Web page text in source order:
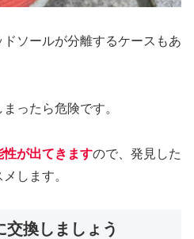
ソールが分離するケースもあ
ったら危険です。
性が出てきますので、発見した
します。
換しましょう